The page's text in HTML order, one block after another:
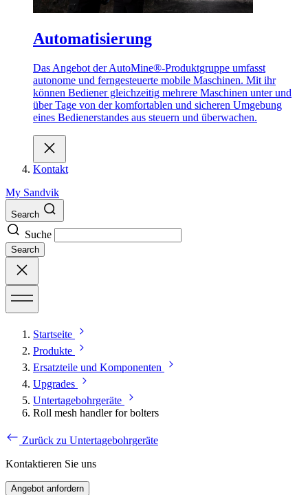
Automatisierung
Das Angebot der AutoMine®-Produktgruppe umfasst
autonome und ferngesteuerte mobile Maschinen. Mit ihr
können Bediener gleichzeitig mehrere Maschinen unter und
über Tage von der komfortablen und sicheren Umgebung
eines Bedienerstandes aus steuern und überwachen.
Kontakt
My Sandvik
Search
Suche
Search
Startseite
Produkte
Ersatzteile und Komponenten
Upgrades
Untertagebohrgeräte
Roll mesh handler for bolters
Zurück zu Untertagebohrgeräte
Kontaktieren Sie uns
Angebot anfordern